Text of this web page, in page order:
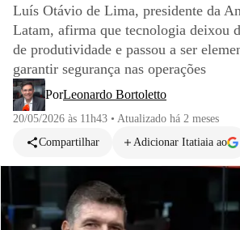
Luís Otávio de Lima, presidente da
Latam, afirma que tecnologia deixou
de produtividade e passou a ser
garantir segurança nas operações
PorLeonardo Bortoletto
20/05/2026 às 11h43 • Atualizado há 2 meses
Compartilhar
Adicionar Itatiaia ao